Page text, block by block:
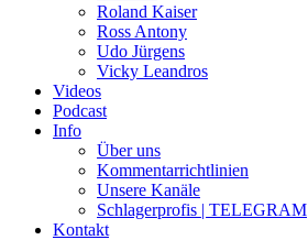
Roland Kaiser
Ross Antony
Udo Jürgens
Vicky Leandros
Videos
Podcast
Info
Über uns
Kommentarrichtlinien
Unsere Kanäle
Schlagerprofis | TELEGRAM
Kontakt